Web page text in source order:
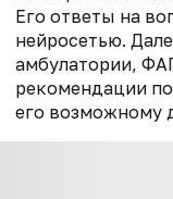
Его ответы на
нейросетью.
амбулатории,
рекомендации
его возможному